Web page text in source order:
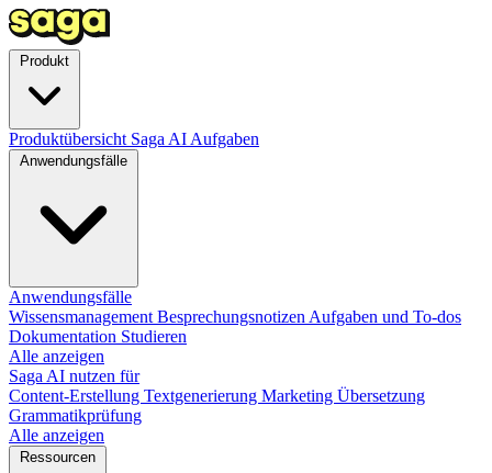
Produktübersicht Saga AI Aufgaben
Anwendungsfälle
Wissensmanagement Besprechungsnotizen Aufgaben und To-dos
Dokumentation Studieren
Alle anzeigen
Saga AI nutzen für
Content-Erstellung Textgenerierung Marketing Übersetzung
Grammatikprüfung
Alle anzeigen